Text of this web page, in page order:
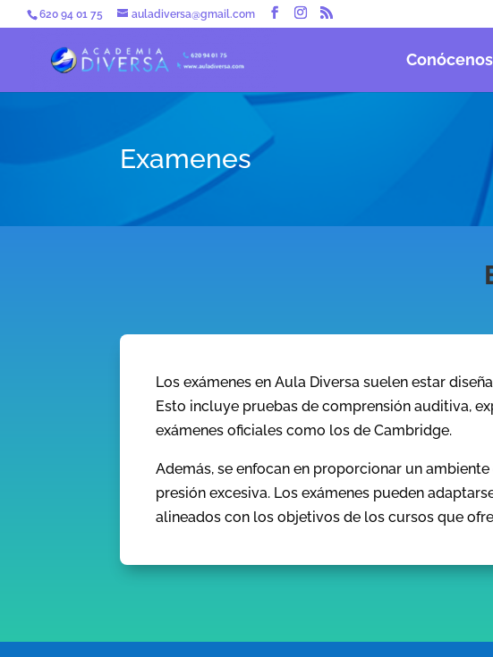
620 94 01 75 auladiversa@gmail.com
Conócenos
Examenes
Los exámenes en Aula Diversa suelen estar
Esto incluye pruebas de comprensión auditiva,
exámenes oficiales como los de Cambridge.
Además, se enfocan en proporcionar un
presión excesiva. Los exámenes pueden
alineados con los objetivos de los cursos que